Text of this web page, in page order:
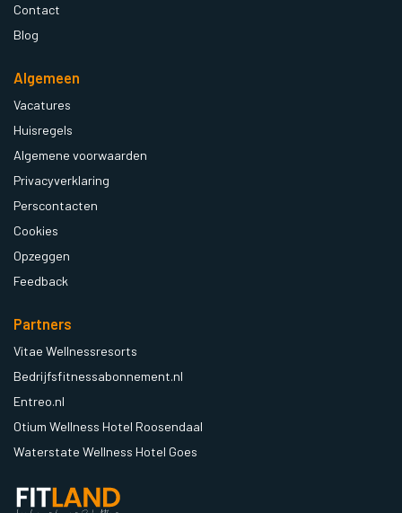
Contact
Blog
Algemeen
Vacatures
Huisregels
Algemene voorwaarden
Privacyverklaring
Perscontacten
Cookies
Opzeggen
Feedback
Partners
Vitae Wellnessresorts
Bedrijfsfitnessabonnement.nl
Entreo.nl
Otium Wellness Hotel Roosendaal
Waterstate Wellness Hotel Goes